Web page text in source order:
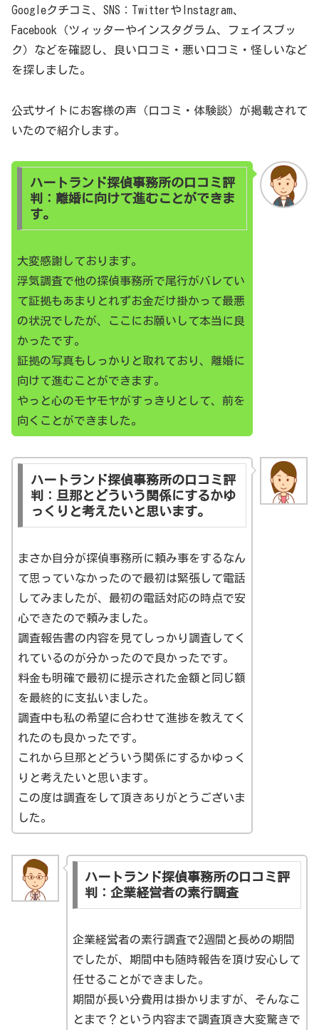
Googleクチコミ、SNS：TwitterやInstagram、
Facebook（ツィッターやインスタグラム、フェイスブッ
ク）などを確認し、良い口コミ・悪い口コミ・怪しいなど
を探しました。
公式サイトにお客様の声（口コミ・体験談）が掲載されて
いたので紹介します。
ハートランド探偵事務所の口コミ評
判：離婚に向けて進むことができま
す。
大変感謝しております。
浮気調査で他の探偵事務所で尾行がバレてい
て証拠もあまりとれずお金だけ掛かって最悪
の状況でしたが、ここにお願いして本当に良
かったです。
証拠の写真もしっかりと取れており、離婚に
向けて進むことができます。
やっと心のモヤモヤがすっきりとして、前を
向くことができました。
ハートランド探偵事務所の口コミ評
判：旦那とどういう関係にするかゆ
っくりと考えたいと思います。
まさか自分が探偵事務所に頼み事をするなん
て思っていなかったので最初は緊張して電話
してみましたが、最初の電話対応の時点で安
心できたので頼みました。
調査報告書の内容を見てしっかり調査してく
れているのが分かったので良かったです。
料金も明確で最初に提示された金額と同じ額
を最終的に支払いました。
調査中も私の希望に合わせて進捗を教えてく
れたのも良かったです。
これから旦那とどういう関係にするかゆっく
りと考えたいと思います。
この度は調査をして頂きありがとうございま
した。
ハートランド探偵事務所の口コミ評
判：企業経営者の素行調査
企業経営者の素行調査で2週間と長めの期間
でしたが、期間中も随時報告を頂け安心して
任せることができました。
期間が長い分費用は掛かりますが、そんなこ
とまで？という内容まで調査頂き大変驚きで